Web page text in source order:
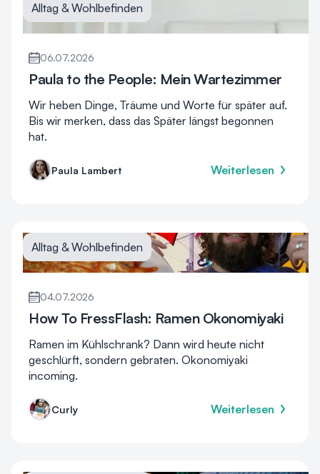
Alltag & Wohlbefinden
06.07.2026
Paula to the People: Mein Wartezimmer
Wir heben Dinge, Träume und Worte für später auf.
Bis wir merken, dass das Später längst begonnen
hat.
Paula Lambert Weiterlesen
Alltag & Wohlbefinden
04.07.2026
How To FressFlash: Ramen Okonomiyaki
Ramen im Kühlschrank? Dann wird heute nicht
geschlürft, sondern gebraten. Okonomiyaki
incoming.
Curly Weiterlesen